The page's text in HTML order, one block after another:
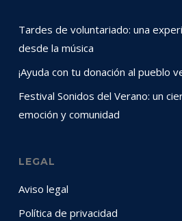
Tardes de voluntariado: una
desde la música
¡Ayuda con tu donación al pueblo
Festival Sonidos del Verano: un
emoción y comunidad
LEGAL
Aviso legal
Política de privacidad